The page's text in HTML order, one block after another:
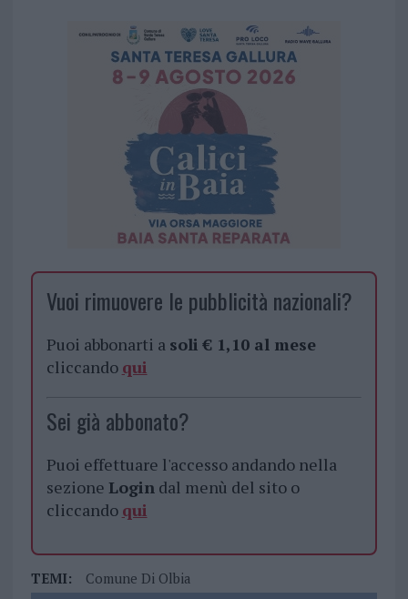
Vuoi rimuovere le pubblicità nazionali?
Puoi abbonarti a soli € 1,10 al mese
cliccando qui
Sei già abbonato?
Puoi effettuare l'accesso andando nella
sezione Logindal menù del sito o
cliccando qui
TEMI: Comune Di Olbia